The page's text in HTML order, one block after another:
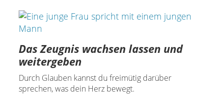
Das Zeugnis wachsen lassen und
weitergeben
Durch Glauben kannst du freimütig darüber
sprechen, was dein Herz bewegt.